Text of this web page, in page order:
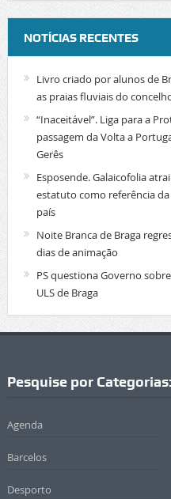
NOTÍCIAS RECENTES
Livro criado por alunos de
as praias fluviais do
“Inaceitável”. Liga para a
passagem da Volta a
Gerês
Esposende. Galaicofolia
estatuto como referência
país
Noite Branca de Braga
dias de animação
PS questiona Governo
ULS de Braga
Pesquise por Categorias:
Agenda
Barcelos
Desporto